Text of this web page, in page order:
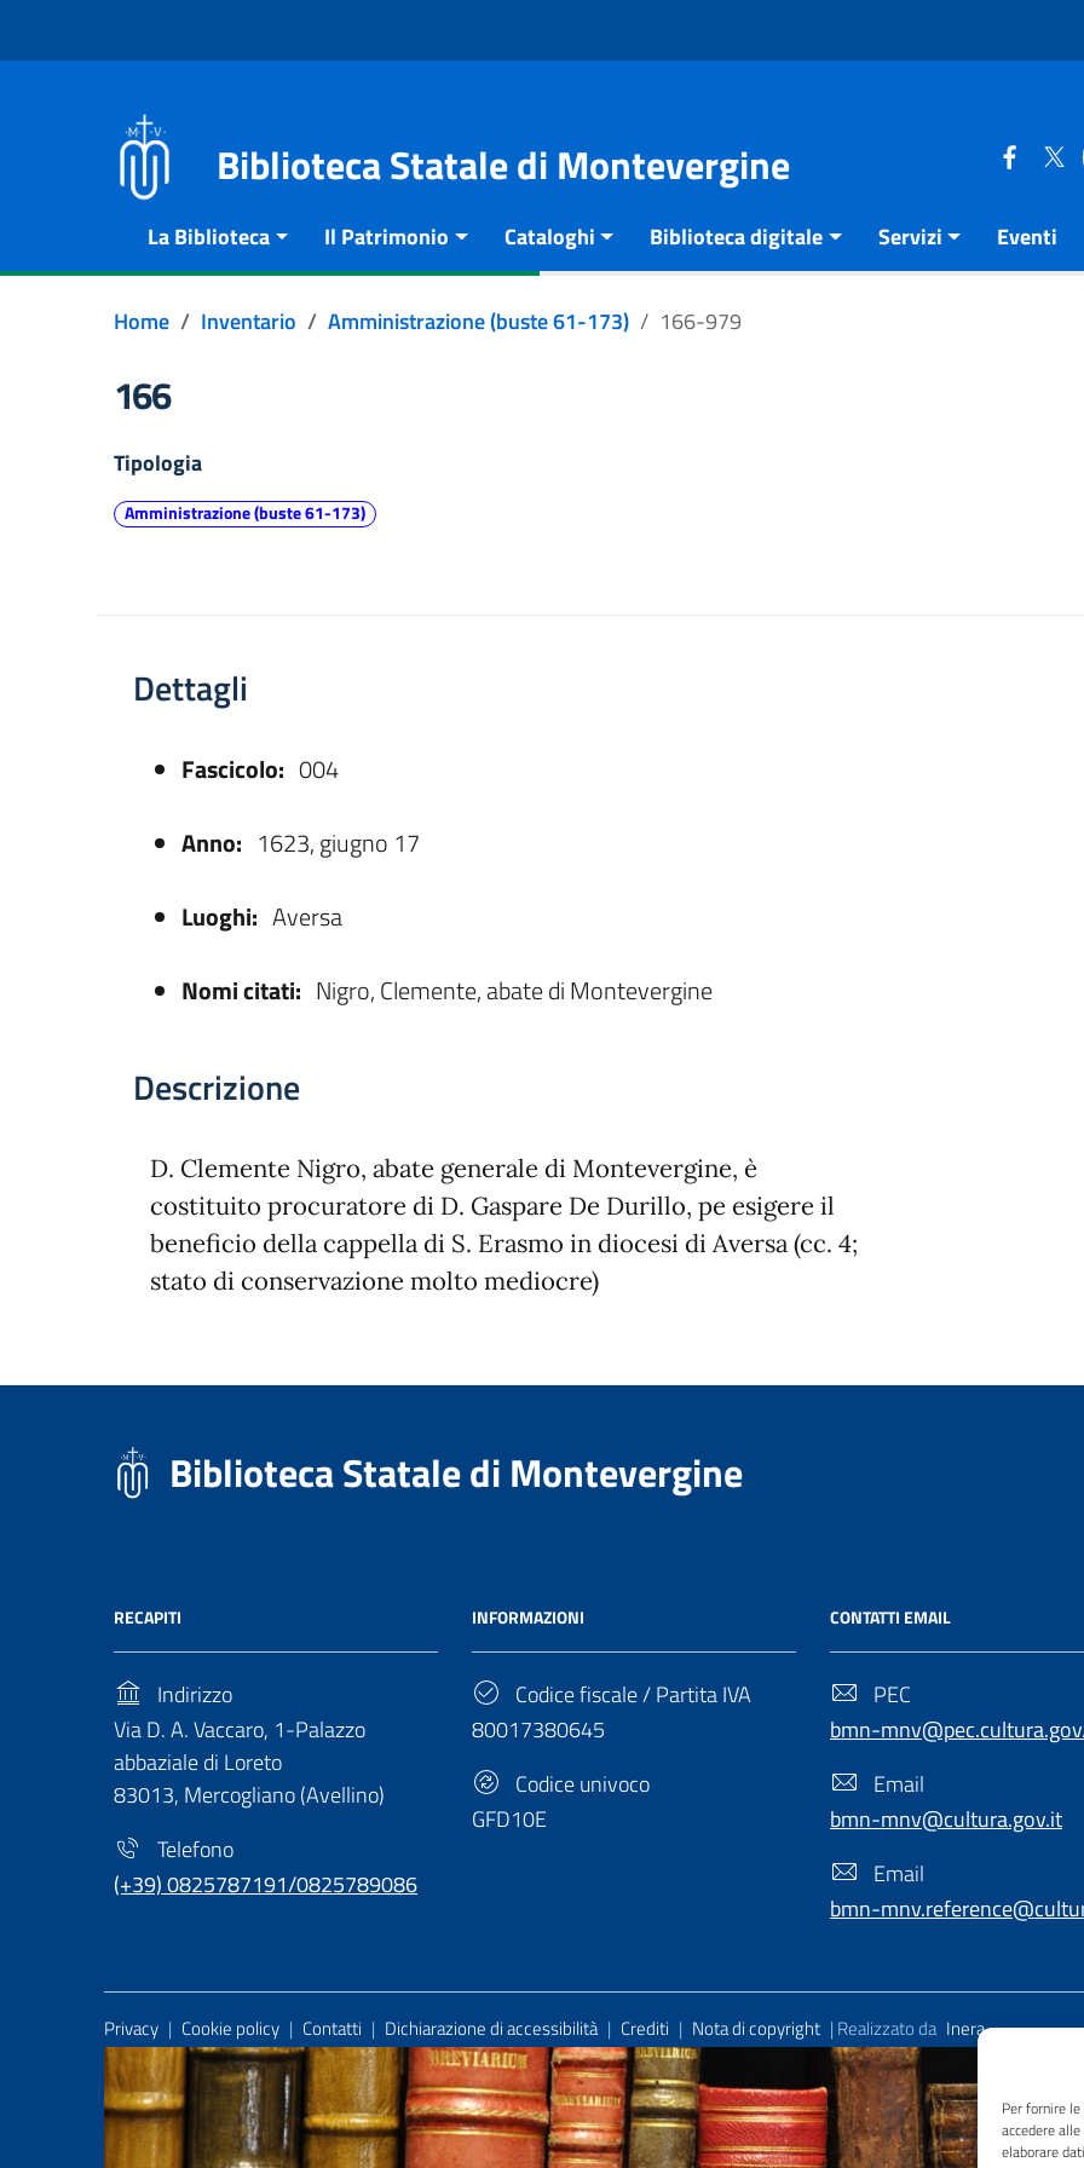
Per fornire
accedere
elaborare
Biblioteca Statale di Montevergine
La Biblioteca Il Patrimonio Cataloghi Biblioteca digitale Servizi Eventi
Home Inventario Amministrazione (buste 61-173) 166-979
166
Tipologia
Amministrazione (buste 61-173)
Dettagli
Fascicolo: 004
Anno: 1623, giugno 17
Luoghi: Aversa
Nomi citati: Nigro, Clemente, abate di Montevergine
Descrizione
D. Clemente Nigro, abate generale di Montevergine, è
costituito procuratore di D. Gaspare De Durillo, pe esigere il
beneficio della cappella di S. Erasmo in diocesi di Aversa (cc. 4;
stato di conservazione molto mediocre)
Biblioteca Statale di Montevergine
RECAPITI
Indirizzo
Via D. A. Vaccaro, 1-Palazzo
abbaziale di Loreto
83013, Mercogliano (Avellino)
Telefono
(+39) 0825787191/0825789086
INFORMAZIONI
Codice fiscale / Partita IVA
80017380645
Codice univoco
GFD10E
CONTATTI EMAIL
PEC
bmn-
Email
bmn-mnv@cultura.gov.it
Email
bmn-
Useful Links Section
Privacy | Cookie policy | Contatti | Dichiarazione di accessibilità | Crediti | Nota di copyright | Realizzato da Inera